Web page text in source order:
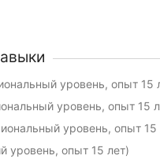
уровень, опыт 15
уровень, опыт 15
уровень, опыт 15
уровень, опыт 15 лет)